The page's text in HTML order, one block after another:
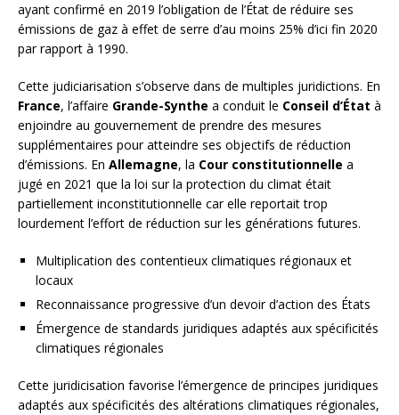
ayant confirmé en 2019 l’obligation de l’État de réduire ses
émissions de gaz à effet de serre d’au moins 25% d’ici fin 2020
par rapport à 1990.
Cette judiciarisation s’observe dans de multiples juridictions. En
France, l’affaire Grande-Synthe a conduit le Conseil d’État à
enjoindre au gouvernement de prendre des mesures
supplémentaires pour atteindre ses objectifs de réduction
d’émissions. En Allemagne, la Cour constitutionnelle a
jugé en 2021 que la loi sur la protection du climat était
partiellement inconstitutionnelle car elle reportait trop
lourdement l’effort de réduction sur les générations futures.
Multiplication des contentieux climatiques régionaux et
locaux
Reconnaissance progressive d’un devoir d’action des États
Émergence de standards juridiques adaptés aux spécificités
climatiques régionales
Cette juridicisation favorise l’émergence de principes juridiques
adaptés aux spécificités des altérations climatiques régionales,